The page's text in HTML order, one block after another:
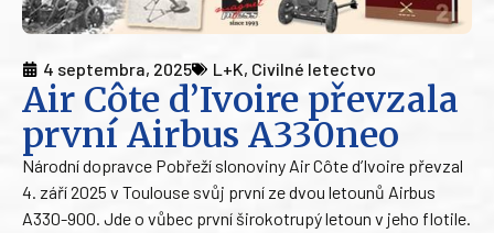
4 septembra, 2025 L+K, Civilné letectvo
Air Côte d’Ivoire převzala
první Airbus A330neo
Národní dopravce Pobřeží slonoviny Air Côte d’Ivoire převzal
4. září 2025 v Toulouse svůj první ze dvou letounů Airbus
A330-900. Jde o vůbec první širokotrupý letoun v jeho flotile.